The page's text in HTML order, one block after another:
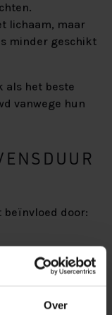
Over
lichaam, maar
minder geschikt
als het beste
vanwege hun
beïnvloed door: